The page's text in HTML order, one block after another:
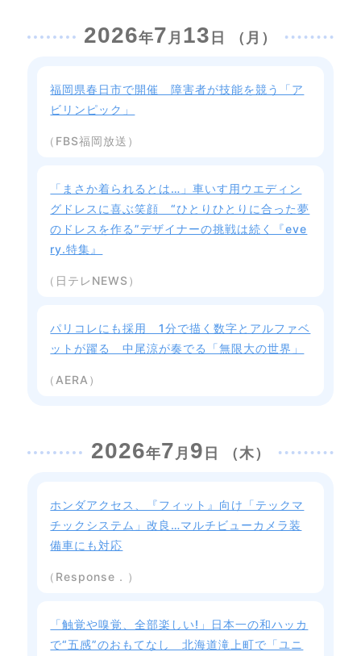
2026年7 月 13 日 （月）
福岡県春日市で開催 障害者が技能を競う「ア
ビリンピック」
（FBS福岡放送）
「まさか着られるとは…」車いす用ウエディン
グドレスに喜ぶ笑顔 “ひとりひとりに合った夢
のドレスを作る”デザイナーの挑戦は続く『eve
ry.特集』
（日テレNEWS）
パリコレにも採用 1分で描く数字とアルファベ
ットが躍る 中尾涼が奏でる「無限大の世界」
（AERA）
2026年7 月 9 日 （木）
ホンダアクセス、『フィット』向け「テックマ
チックシステム」改良…マルチビューカメラ装
備車にも対応
（Response．）
「触覚や嗅覚、全部楽しい!」日本一の和ハッカ
で“五感”のおもてなし 北海道滝上町で「ユニ